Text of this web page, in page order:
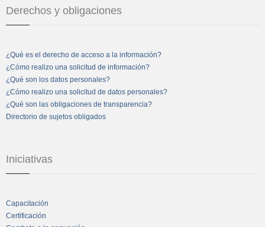
Derechos y obligaciones
¿Qué es el derecho de acceso a la información?
¿Cómo realizo una solicitud de información?
¿Qué son los datos personales?
¿Cómo realizo una solicitud de datos personales?
¿Qué son las obligaciones de transparencia?
Directorio de sujetos obligados
Iniciativas
Capacitación
Certificación